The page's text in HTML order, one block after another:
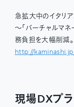
急拡大中のイタリ
〜「バーチャルマ
務負担を大幅削減
http://
現場DXプラ